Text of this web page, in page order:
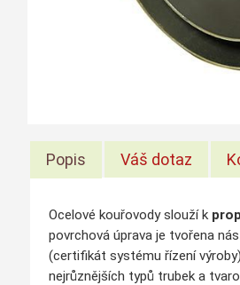
Popis Váš dotaz
Ocelové kouřovody slouží k
povrchová úprava je tvořena
(certifikát systému řízení
nejrůznějších typů trubek a